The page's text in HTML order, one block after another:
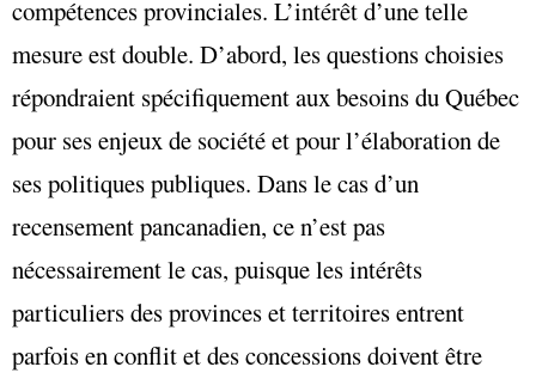
compétences provinciales. L’intérêt d’une telle
mesure est double. D’abord, les questions choisies
répondraient spécifiquement aux besoins du Québec
pour ses enjeux de société et pour l’élaboration de
ses politiques publiques. Dans le cas d’un
recensement pancanadien, ce n’est pas
nécessairement le cas, puisque les intérêts
particuliers des provinces et territoires entrent
parfois en conflit et des concessions doivent être